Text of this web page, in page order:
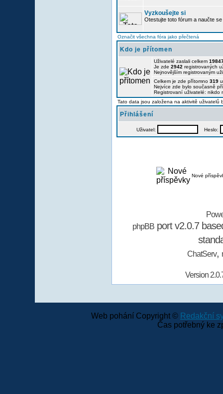
Vyzkoušejte si
Otestujte toto fórum a naučte
Označit všechna fóra jako přečtená
Kdo je přítomen
Uživatelé zaslali celkem
Je zde 2942 registrovaných
Nejnovějším registrovaným
Celkem je zde přítomno 319
Nejvíce zde bylo současně
Registrovaní uživatelé: nikdo
Tato data jsou založena na aktivitě uživatelů
Přihlášení
Uživatel: Heslo:
Nové
phpBBport v2.0.7
ChatServ,
Version
Web pohání Copyright © Redakční
Čas potřebný ke